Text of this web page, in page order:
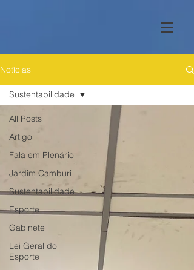
Notícias
All Posts
Artigo
Fala em Plenário
Jardim Camburi
Sustentabilidade
Esporte
Gabinete
Lei Geral do
Esporte
Sustentabilidade